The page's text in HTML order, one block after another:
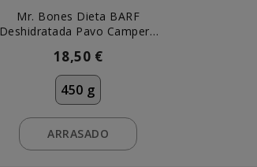
Mr. Bones Dieta BARF
Deshidratada Pavo Campero
18,50 €
450 g
ARRASADO